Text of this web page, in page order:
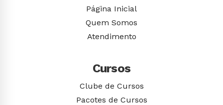
Página Inicial
Quem Somos
Atendimento
Cursos
Clube de Cursos
Pacotes de Cursos